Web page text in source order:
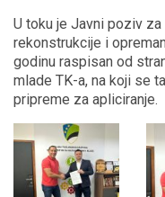
U toku je Javni poziv
rekonstrukcije i
godinu raspisan od
mlade TK-a, na koji se
pripreme za apliciranje.